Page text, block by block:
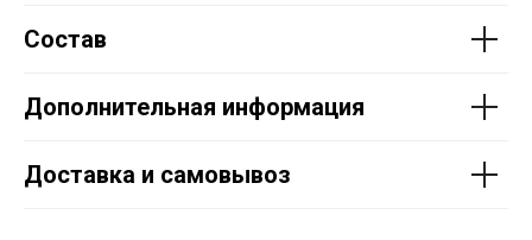
Состав
Дополнительная информация
Доставка и самовывоз